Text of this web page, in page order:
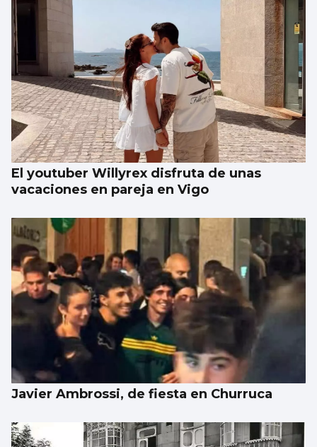
El youtuber Willyrex disfruta de unas
vacaciones en pareja en Vigo
Javier Ambrossi, de fiesta en Churruca